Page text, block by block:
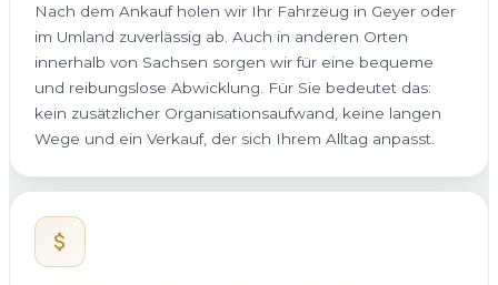
Nach dem Ankauf holen wir Ihr Fahrzeug in Geyer oder
im Umland zuverlässig ab. Auch in anderen Orten
innerhalb von Sachsen sorgen wir für eine bequeme
und reibungslose Abwicklung. Für Sie bedeutet das:
kein zusätzlicher Organisationsaufwand, keine langen
Wege und ein Verkauf, der sich Ihrem Alltag anpasst.